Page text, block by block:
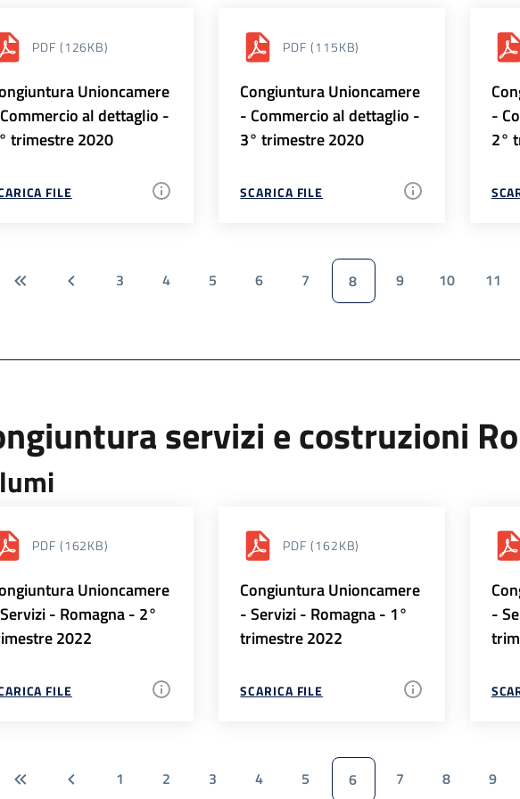
PDF (126KB)
Unioncamere
al dettaglio -
trimestre 2020
FILE
PDF (115KB)
Congiuntura Unioncamere
- Commercio al dettaglio -
3° trimestre 2020
SCARICA FILE
-
2°
3 4 5 6 7 8 9 10 11
servizi e costruzioni
PDF (162KB)
Unioncamere
- Romagna - 2°
2022
FILE
PDF (162KB)
Congiuntura Unioncamere
- Servizi - Romagna - 1°
trimestre 2022
SCARICA FILE
-
1 2 3 4 5 6 7 8 9